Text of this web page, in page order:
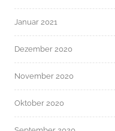
Januar 2021
Dezember 2020
November 2020
Oktober 2020